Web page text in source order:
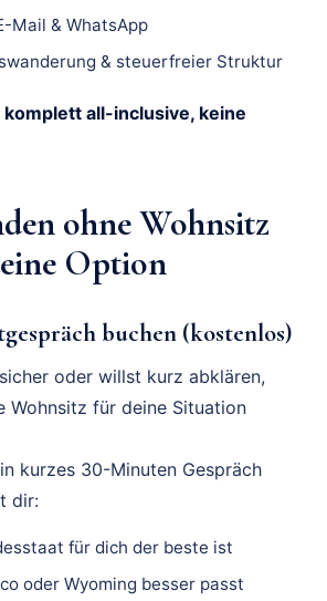
Mail & WhatsApp
& steuerfreier Struktur
all-inclusive, keine
ohne Wohnsitz
Option
buchen (kostenlos)
oder willst kurz abklären,
Wohnsitz für deine Situation
kurzes 30-Minuten Gespräch
dir:
für dich der beste ist
oder Wyoming besser passt